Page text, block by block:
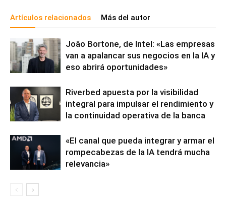
Artículos relacionados Más del autor
João Bortone, de Intel: «Las empresas
van a apalancar sus negocios en la IA y
eso abrirá oportunidades»
Riverbed apuesta por la visibilidad
integral para impulsar el rendimiento y
la continuidad operativa de la banca
«El canal que pueda integrar y armar el
rompecabezas de la IA tendrá mucha
relevancia»